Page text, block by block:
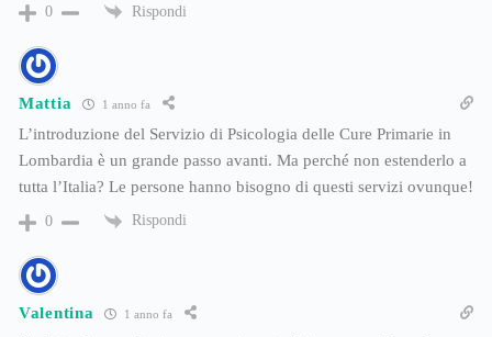
0 Rispondi
Mattia 1 anno fa
L’introduzione del Servizio di Psicologia delle Cure Primarie in
Lombardia è un grande passo avanti. Ma perché non estenderlo a
tutta l’Italia? Le persone hanno bisogno di questi servizi ovunque!
0 Rispondi
Valentina 1 anno fa